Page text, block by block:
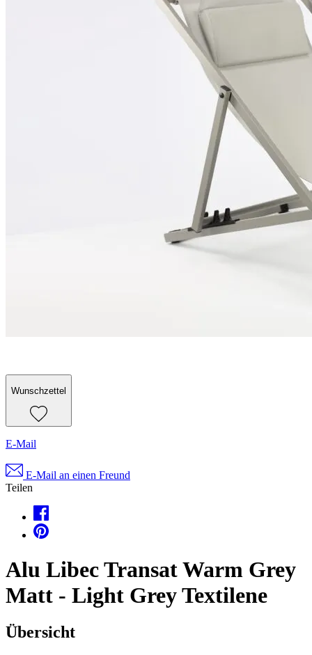
Wunschzettel
E-Mail
E-Mail an einen Freund
Teilen
Alu Libec Transat Warm Grey
Matt - Light Grey Textilene
Übersicht